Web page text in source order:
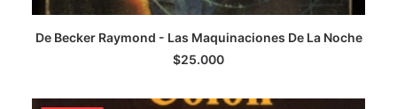
LEER MÁS
De Becker Raymond - Las Maquinaciones De La Noche
$25.000